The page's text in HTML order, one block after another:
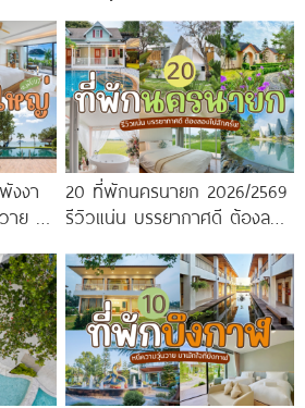
งงา
ย มา
20 ที่พักนครนายก 2026/2569
รีวิวแน่น บรรยากาศดี ต้องลอง